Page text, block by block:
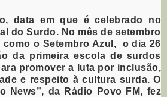
data em que é celebrado no
do Surdo. No mês de setembro
o Setembro Azul, o dia 26
da primeira escola de surdos
promover a luta por inclusão,
e respeito à cultura surda. O
News”, da Rádio Povo FM, fez